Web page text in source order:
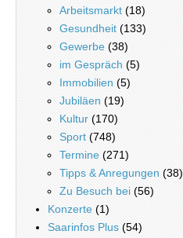
Arbeitsmarkt (18)
Gesundheit (133)
Gewerbe (38)
im Gespräch (5)
Immobilien (5)
Jubiläen (19)
Kultur (170)
Sport (748)
Termine (271)
Tipps & Anregungen (38)
Zu Besuch bei (56)
Konzerte (1)
Saarinfos Plus (54)